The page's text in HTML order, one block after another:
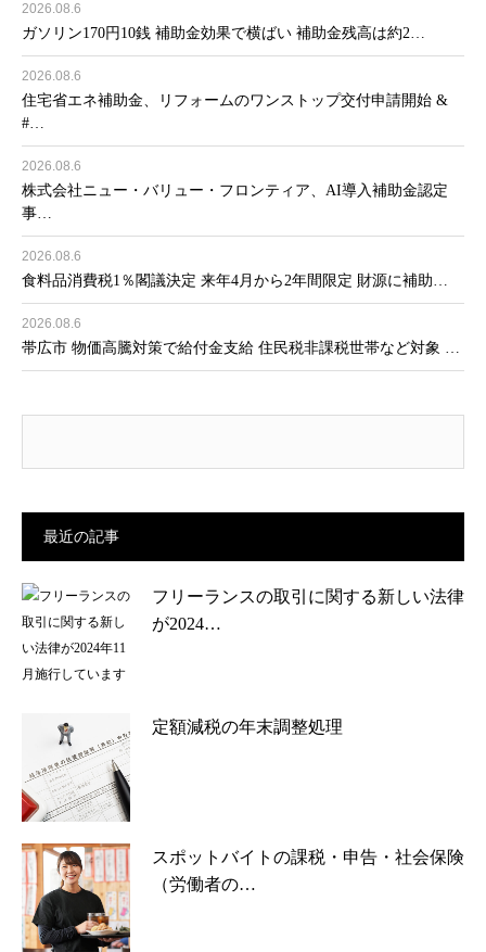
2026.08.6
ガソリン170円10銭 補助金効果で横ばい 補助金残高は約2…
2026.08.6
住宅省エネ補助金、リフォームのワンストップ交付申請開始 &
#…
2026.08.6
株式会社ニュー・バリュー・フロンティア、AI導入補助金認定
事…
2026.08.6
食料品消費税1％閣議決定 来年4月から2年間限定 財源に補助…
2026.08.6
帯広市 物価高騰対策で給付金支給 住民税非課税世帯など対象 …
最近の記事
フリーランスの取引に関する新しい法律
が2024…
定額減税の年末調整処理
スポットバイトの課税・申告・社会保険
（労働者の…